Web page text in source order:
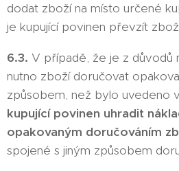
dodat zboží na místo určené
je kupující povinen převzít
6.3. V případě, že je z důvodů
nutno zboží doručovat
způsobem, než bylo uvedeno
kupující povinen uhradit
opakovaným doručováním
spojené s jiným způsobem